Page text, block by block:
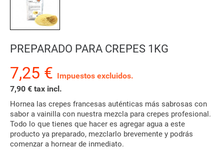
PREPARADO PARA CREPES 1KG
7,25 € Impuestos excluidos.
7,90 € tax incl.
Hornea las crepes francesas auténticas más sabrosas con
sabor a vainilla con nuestra mezcla para crepes profesional.
Todo lo que tienes que hacer es agregar agua a este
producto ya preparado, mezclarlo brevemente y podrás
comenzar a hornear de inmediato.